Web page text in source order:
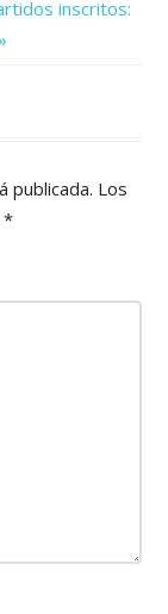
inscritos:
publicada. Los
*